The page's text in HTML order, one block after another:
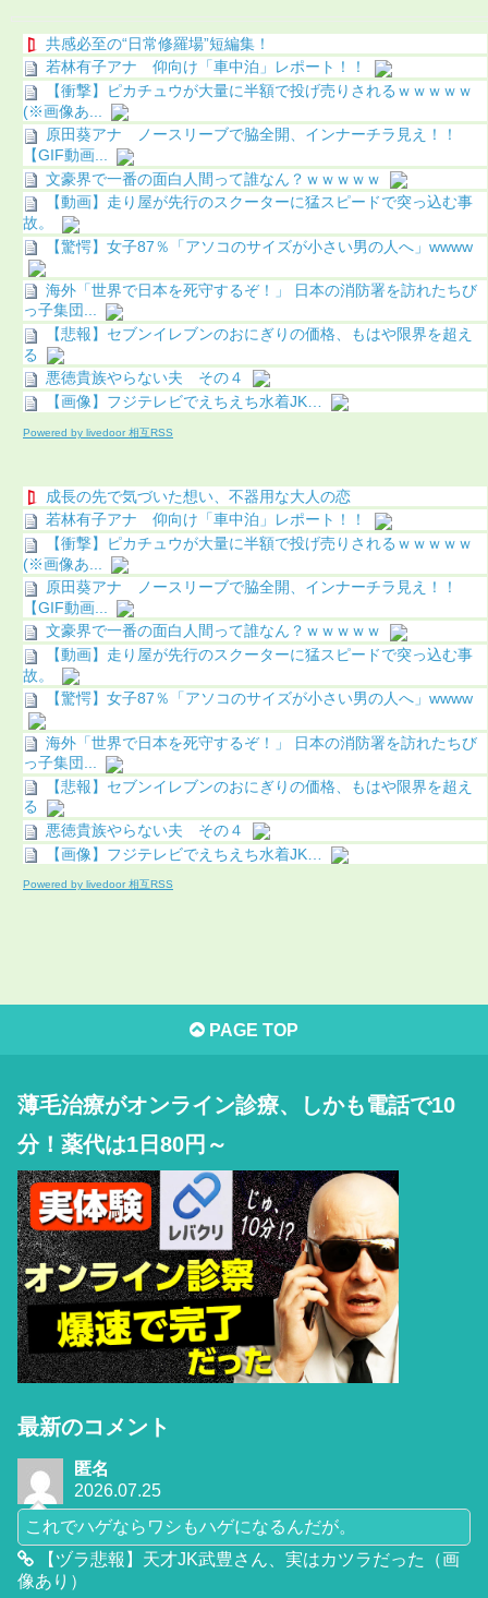
共感必至の“日常修羅場”短編集！
若林有子アナ 仰向け「車中泊」レポート！！
【衝撃】ピカチュウが大量に半額で投げ売りされるｗｗｗｗｗ
(※画像あ...
原田葵アナ ノースリーブで脇全開、インナーチラ見え！！
【GIF動画...
文豪界で一番の面白人間って誰なん？ｗｗｗｗｗ
【動画】走り屋が先行のスクーターに猛スピードで突っ込む事
故。
【驚愕】女子87％「アソコのサイズが小さい男の人へ」wwww
海外「世界で日本を死守するぞ！」 日本の消防署を訪れたちび
っ子集団...
【悲報】セブンイレブンのおにぎりの価格、もはや限界を超え
る
悪徳貴族やらない夫 その４
【画像】フジテレビでえちえち水着JK…
Powered by livedoor 相互RSS
成長の先で気づいた想い、不器用な大人の恋
若林有子アナ 仰向け「車中泊」レポート！！
【衝撃】ピカチュウが大量に半額で投げ売りされるｗｗｗｗｗ
(※画像あ...
原田葵アナ ノースリーブで脇全開、インナーチラ見え！！
【GIF動画...
文豪界で一番の面白人間って誰なん？ｗｗｗｗｗ
【動画】走り屋が先行のスクーターに猛スピードで突っ込む事
故。
【驚愕】女子87％「アソコのサイズが小さい男の人へ」wwww
海外「世界で日本を死守するぞ！」 日本の消防署を訪れたちび
っ子集団...
【悲報】セブンイレブンのおにぎりの価格、もはや限界を超え
る
悪徳貴族やらない夫 その４
【画像】フジテレビでえちえち水着JK…
Powered by livedoor 相互RSS
PAGE TOP
薄毛治療がオンライン診療、しかも電話で10
分！薬代は1日80円～
最新のコメント
匿名
2026.07.25
これでハゲならワシもハゲになるんだが。
【ヅラ悲報】天才JK武豊さん、実はカツラだった（画
像あり）